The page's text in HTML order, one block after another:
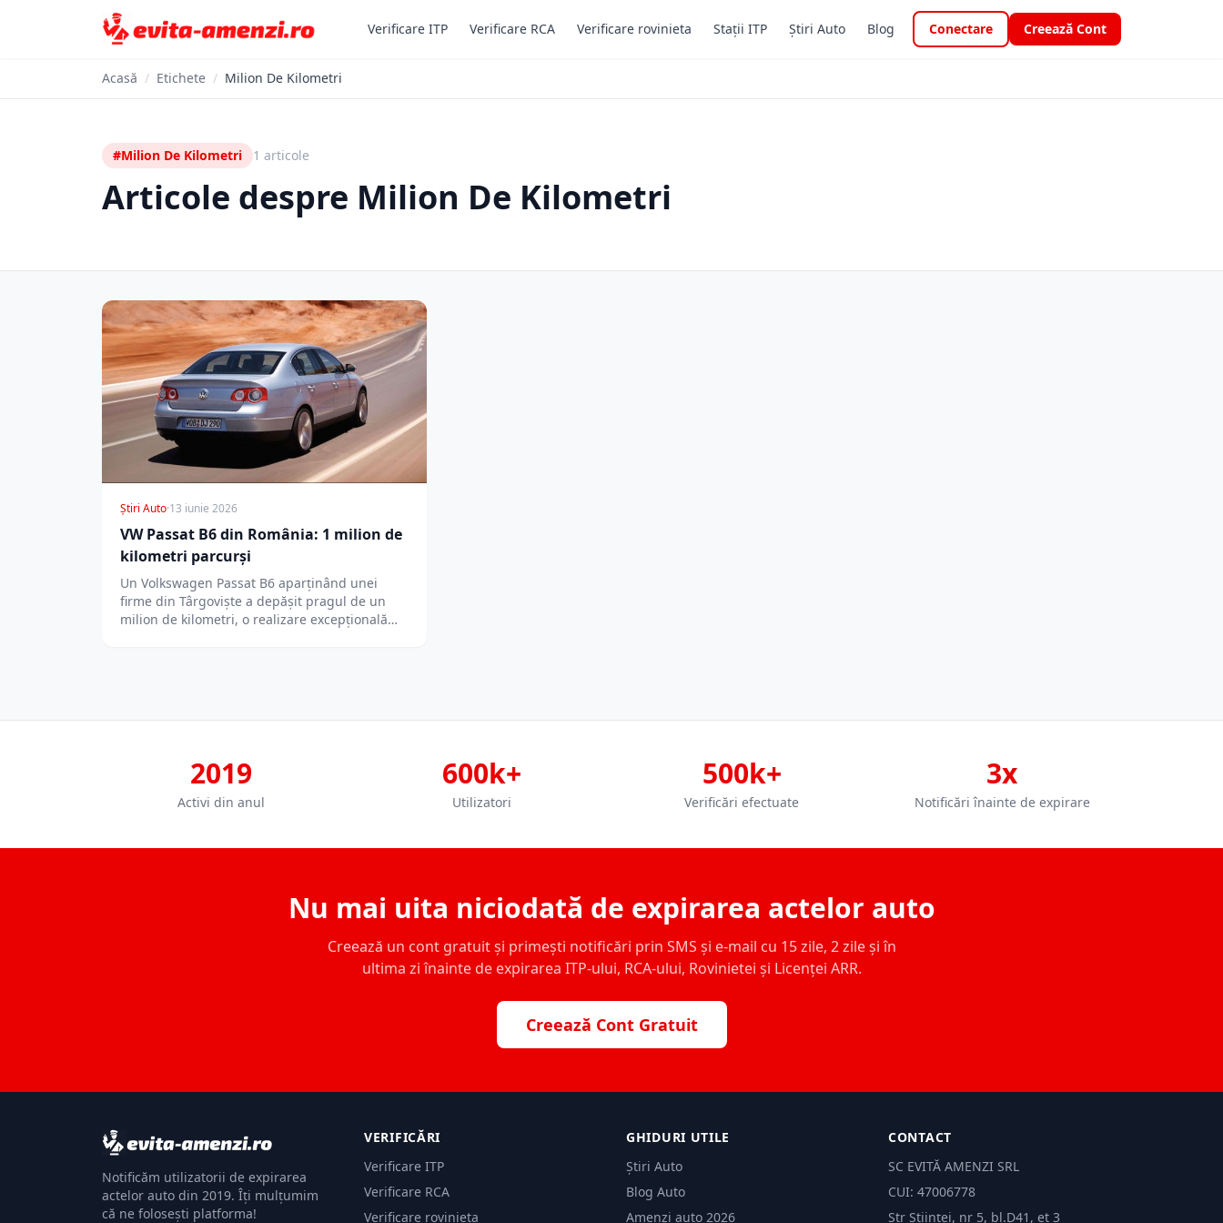
Verificare ITP Verificare RCA Verificare rovinieta Stații ITP Știri Auto Blog Conectare Creează Cont
Acasă / Etichete / Milion De Kilometri
#Milion De Kilometri 1 articole
Articole despre Milion De Kilometri
Știri Auto·13 iunie 2026
VW Passat B6 din România: 1 milion de
kilometri parcurși
Un Volkswagen Passat B6 aparținând unei
firme din Târgoviște a depășit pragul de un
milion de kilometri, o realizare excepțională…
2019
Activi din anul
600k+
Utilizatori
500k+
Verificări efectuate
3x
Notificări înainte de expirare
Nu mai uita niciodată de expirarea actelor auto
Creează un cont gratuit și primești notificări prin SMS și e-mail cu 15 zile, 2 zile și în
ultima zi înainte de expirarea ITP-ului, RCA-ului, Rovinietei și Licenței ARR.
Creează Cont Gratuit
Notificăm utilizatorii de expirarea
actelor auto din 2019. Îți mulțumim
că ne folosești platforma!
VERIFICĂRI
Verificare ITP
Verificare RCA
Verificare rovinieta
GHIDURI UTILE
Știri Auto
Blog Auto
Amenzi auto 2026
CONTACT
SC EVITĂ AMENZI SRL
CUI: 47006778
Str Științei, nr 5, bl.D41, et 3